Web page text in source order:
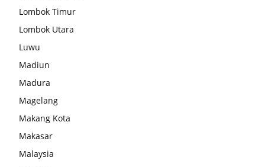
Lombok Timur
Lombok Utara
Luwu
Madiun
Madura
Magelang
Makang Kota
Makasar
Malaysia